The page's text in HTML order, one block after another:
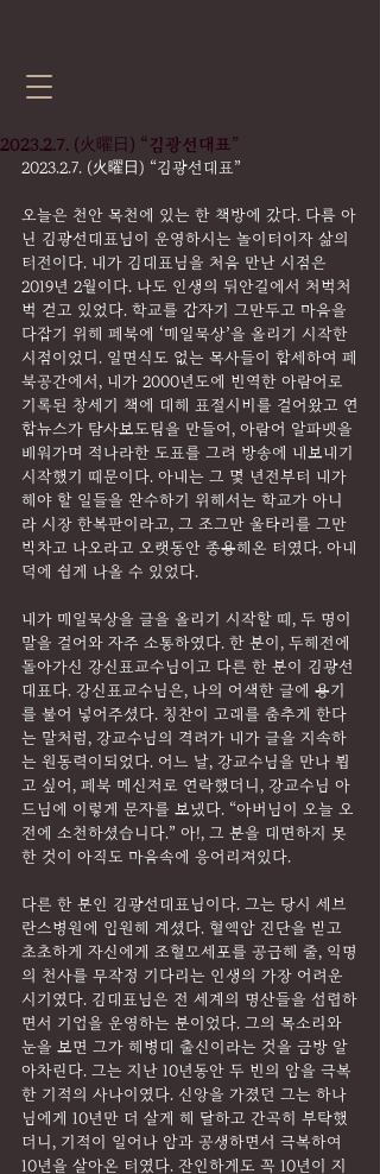
2023.2.7. (火曜日) “김광선대표”
2023.2.7. (火曜日) “김광선대표”
오늘은 천안 목천에 있는 한 책방에 갔다. 다름 아
닌 김광선대표님이 운영하시는 놀이터이자 삶의
터전이다. 내가 김대표님을 처음 만난 시점은
2019년 2월이다. 나도 인생의 뒤안길에서 처벅처
벅 걷고 있었다. 학교를 갑자기 그만두고 마음을
다잡기 위해 페북에 ‘매일묵상’을 올리기 시작한
시점이었디. 일면식도 없는 목사들이 합세하여 페
북공간에서, 내가 2000년도에 번역한 아람어로
기록된 창세기 책에 대해 표절시비를 걸어왔고 연
합뉴스가 탐사보도팀을 만들어, 아람어 알파벳을
배워가며 적나라한 도표를 그려 방송에 내보내기
시작했기 때문이다. 아내는 그 몇 년전부터 내가
해야 할 일들을 완수하기 위해서는 학교가 아니
라 시장 한복판이라고, 그 조그만 울타리를 그만
박차고 나오라고 오랫동안 종용해온 터였다. 아내
덕에 쉽게 나올 수 있었다.
내가 매일묵상을 글을 올리기 시작할 때, 두 명이
말을 걸어와 자주 소통하였다. 한 분이, 두해전에
돌아가신 강신표교수님이고 다른 한 분이 김광선
대표다. 강신표교수님은, 나의 어색한 글에 용기
를 불어 넣어주셨다. 칭찬이 고래를 춤추게 한다
는 말처럼, 강교수님의 격려가 내가 글을 지속하
는 원동력이되었다. 어느 날, 강교수님을 만나 뵙
고 싶어, 페북 메신저로 연락했더니, 강교수님 아
드님에 이렇게 문자를 보냈다. “아버님이 오늘 오
전에 소천하셨습니다.” 아!, 그 분을 대면하지 못
한 것이 아직도 마음속에 응어리져있다.
다른 한 분인 김광선대표님이다. 그는 당시 세브
란스병원에 입원해 계셨다. 혈액암 진단을 받고
초초하게 자신에게 조혈모세포를 공급해 줄, 익명
의 천사를 무작정 기다리는 인생의 가장 어려운
시기였다. 김대표님은 전 세계의 명산들을 섭렵하
면서 기업을 운영하는 분이었다. 그의 목소리와
눈을 보면 그가 해병대 출신이라는 것을 금방 알
아차린다. 그는 지난 10년동안 두 번의 암을 극복
한 기적의 사나이였다. 신앙을 가졌던 그는 하나
님에게 10년만 더 살게 해 달하고 간곡히 부탁했
더니, 기적이 일어나 암과 공생하면서 극복하여
10년을 살아온 터였다. 잔인하게도 꼭 10년이 지